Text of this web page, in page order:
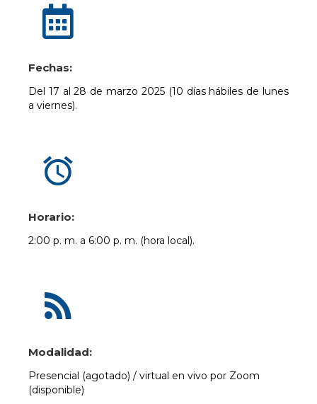
Fechas:
Del 17 al 28 de marzo 2025 (10 días hábiles de lunes
a viernes).
Horario:
2:00 p. m. a 6:00 p. m. (hora local).
Modalidad:
Presencial (agotado) / virtual en vivo por Zoom
(disponible)